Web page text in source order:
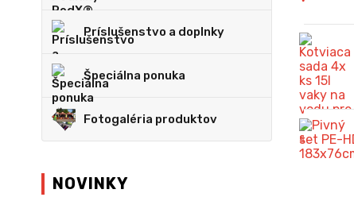
Príslušenstvo a doplnky
Špeciálna ponuka
Fotogaléria produktov
NOVINKY